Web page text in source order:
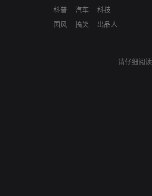
科普
国风
汽车
搞笑
科技
出品人
请仔细阅读